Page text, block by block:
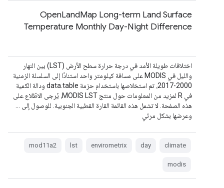
OpenLandMap Long-term Land Surface
Temperature Monthly Day-Night Difference
اختلافات طويلة الأمد في درجة حرارة سطح الأرض (LST) بين النهار
والليل في MODIS على مسافة كيلومتر واحد استنادًا إلى السلسلة الزمنية
2000-2017، تم استخلاصها باستخدام حزمة data.table ودالة الكمية
في R لمزيد من المعلومات حول منتج MODIS LST، يُرجى الاطّلاع على
هذه الصفحة. لا تشمل هذه القائمة القارة القطبية الجنوبية. للوصول إلى …
وعرضها بشكل مرئي
climate
day
envirometrix
lst
mod11a2
modis